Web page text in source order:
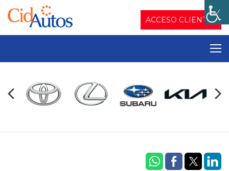
ACCESO CLIENTES